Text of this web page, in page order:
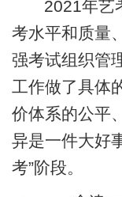
2021年艺
考水平和质量
强考试组织管
工作做了具体
价体系的公平
异是一件大好
考”阶段。